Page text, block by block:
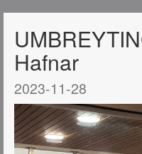
Hafnar
2023-11-28